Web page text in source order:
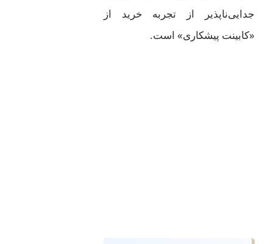
جدایی‌ناپذیر از تجربه خرید از
«کابینت پیشکاری» است.